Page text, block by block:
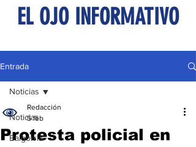
EL OJO INFORMATIVO
Entrada
Noticias
Baigorria
Noticias
Protesta policial en
Redacción
5 feb